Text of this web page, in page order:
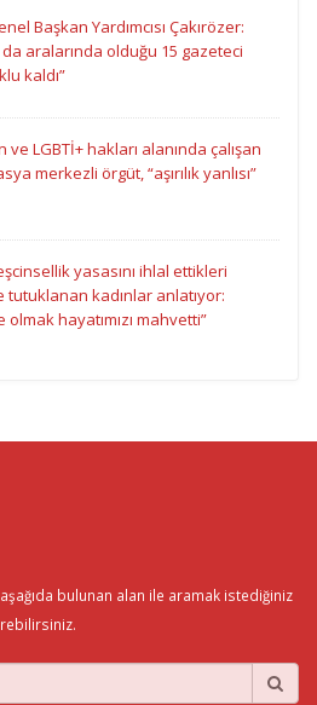
Başkan Yardımcısı Çakırözer:
da aralarında olduğu 15 gazeteci
kaldı”
ve LGBTİ+ hakları alanında çalışan
merkezli örgüt, “aşırılık yanlısı”
yasasını ihlal ettikleri
tutuklanan kadınlar anlatıyor:
olmak hayatımızı mahvetti”
bulunan alan ile aramak istediğiniz